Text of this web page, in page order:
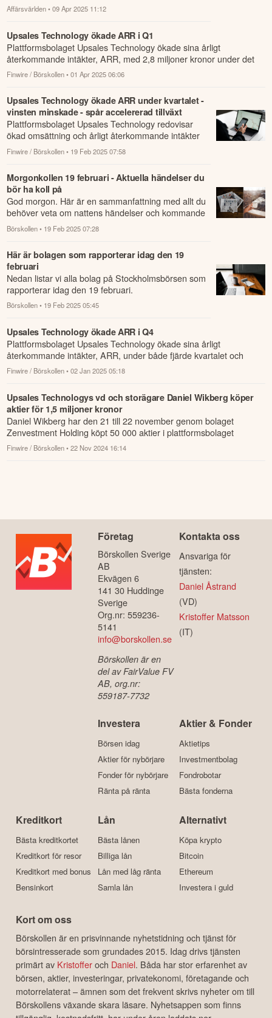
Affärsvärlden • 09 Apr 2025 11:12
Upsales Technology ökade ARR i Q1
Plattformsbolaget Upsales Technology ökade sina årligt
återkommande intäkter, ARR, med 2,8 miljoner kronor under det
första kvartalet.
Finwire / Börskollen • 01 Apr 2025 06:06
Upsales Technology ökade ARR under kvartalet -
vinsten minskade - spår accelererad tillväxt
Plattformsbolaget Upsales Technology redovisar
ökad omsättning och årligt återkommande intäkter
under det fjärde kvartalet jämfört med samma...
Finwire / Börskollen • 19 Feb 2025 07:58
Morgonkollen 19 februari - Aktuella händelser du
bör ha koll på
God morgon. Här är en sammanfattning med allt du
behöver veta om nattens händelser och kommande
dagens viktigaste händelser på börsen.
Börskollen • 19 Feb 2025 07:28
Här är bolagen som rapporterar idag den 19
februari
Nedan listar vi alla bolag på Stockholmsbörsen som
rapporterar idag den 19 februari.
Börskollen • 19 Feb 2025 05:45
Upsales Technology ökade ARR i Q4
Plattformsbolaget Upsales Technology ökade sina årligt
återkommande intäkter, ARR, under både fjärde kvartalet och
under det senaste året.
Finwire / Börskollen • 02 Jan 2025 05:18
Upsales Technologys vd och storägare Daniel Wikberg köper
aktier för 1,5 miljoner kronor
Daniel Wikberg har den 21 till 22 november genom bolaget
Zenvestment Holding köpt 50 000 aktier i plattformsbolaget
Upsales Technology där h...
Finwire / Börskollen • 22 Nov 2024 16:14
Företag
Börskollen Sverige
AB
Ekvägen 6
141 30 Huddinge
Sverige
Org.nr: 559236-
5141
info@borskollen.se
Börskollen är en
del av FairValue FV
AB, org.nr:
559187-7732
Kontakta oss
Ansvariga för
tjänsten:
Daniel Åstrand
(VD)
Kristoffer Matsson
(IT)
Investera
Börsen idag
Aktier för nybörjare
Fonder för nybörjare
Ränta på ränta
Aktier & Fonder
Aktietips
Investmentbolag
Fondrobotar
Bästa fonderna
Kreditkort
Bästa kreditkortet
Kreditkort för resor
Kreditkort med bonus
Bensinkort
Lån
Bästa lånen
Billiga lån
Lån med låg ränta
Samla lån
Alternativt
Köpa krypto
Bitcoin
Ethereum
Investera i guld
Kort om oss
Börskollen är en prisvinnande nyhetstidning och tjänst för
börsintresserade som grundades 2015. Idag drivs tjänsten
primärt av Kristofferoch Daniel. Båda har stor erfarenhet av
börsen, aktier, investeringar, privatekonomi, företagande och
motorrelaterat – ämnen som det frekvent skrivs nyheter om till
Börskollens växande skara läsare. Nyhetsappen som finns